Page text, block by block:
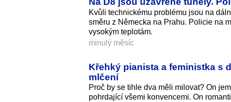
Kvůli technickému problému jsou na
směru z Německa na Prahu. Policie na
vysokým teplotám.
minulý měsíc
Křehký pianista a feministka s
mlčení
Proč by se tihle dva měli milovat? On
pohrdající všemi konvencemi. On